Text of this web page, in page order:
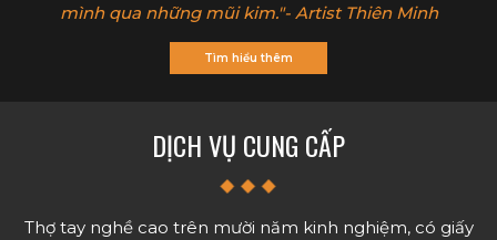
mình qua những mũi kim."- Artist Thiên Minh
Tìm hiểu thêm
DỊCH VỤ CUNG CẤP
Thợ tay nghề cao trên mười năm kinh nghiệm, có giấy